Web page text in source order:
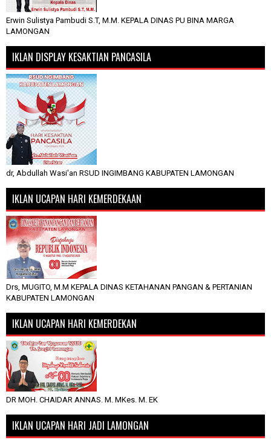
Erwin Sulistya Pambudi S.T, M.M. KEPALA DINAS PU BINA MARGA
LAMONGAN
IKLAN DISPLAY KESAKTIAN PANCASILA
dr, Abdullah Wasi'an RSUD INGIMBANG KABUPATEN LAMONGAN
IKLAN UCAPAN HARI KEMERDEKAAN
Drs, MUGITO, M.M KEPALA DINAS KETAHANAN PANGAN & PERTANIAN
KABUPATEN LAMONGAN
IKLAN UCAPAN HARI KEMERDEKAN
DR MOH. CHAIDAR ANNAS. M. MKes. M. EK
IKLAN UCAPAN HARI JADI LAMONGAN